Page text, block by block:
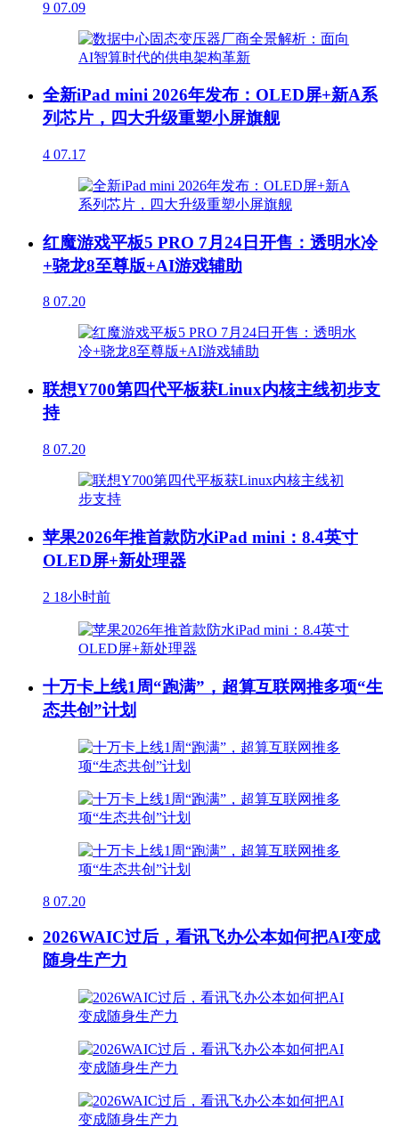
9 07.09
全新iPad mini 2026年发布：OLED屏+新A系
列芯片，四大升级重塑小屏旗舰
4 07.17
红魔游戏平板5 PRO 7月24日开售：透明水冷
+骁龙8至尊版+AI游戏辅助
8 07.20
联想Y700第四代平板获Linux内核主线初步支
持
8 07.20
苹果2026年推首款防水iPad mini：8.4英寸
OLED屏+新处理器
2 18小时前
十万卡上线1周“跑满”，超算互联网推多项“生
态共创”计划
8 07.20
2026WAIC过后，看讯飞办公本如何把AI变成
随身生产力